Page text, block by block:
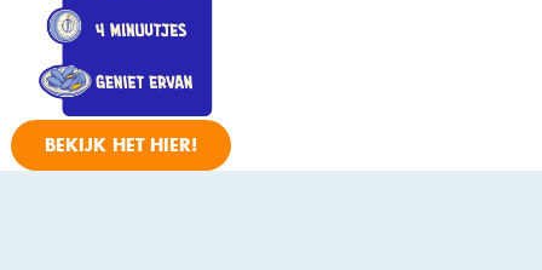
BEKIJK HET HIER!